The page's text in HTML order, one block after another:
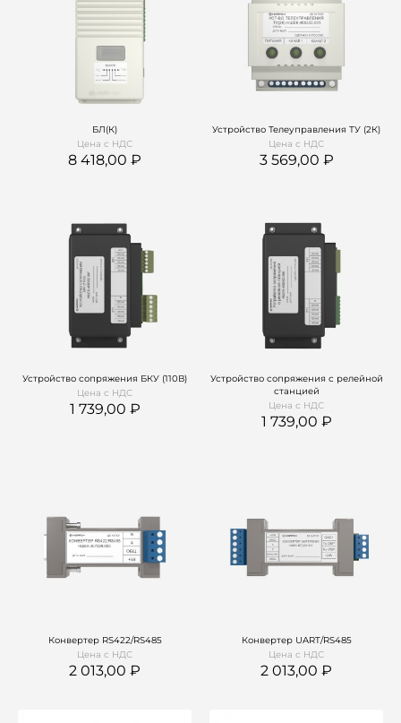
БЛ(К)
Цена с НДС
8 418,00
Устройство Телеуправления ТУ (2К)
Цена с НДС
3 569,00
Устройство сопряжения БКУ (110В)
Цена с НДС
1 739,00
Устройство сопряжения с релейной
станцией
Цена с НДС
1 739,00
Конвертер RS422/RS485
Цена с НДС
2 013,00
Конвертер UART/RS485
Цена с НДС
2 013,00